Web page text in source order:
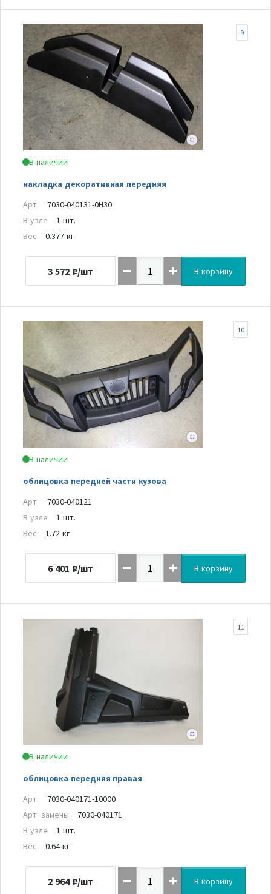
В наличии
накладка декоративная передняя
9
Арт.
7030-040131-0H30
В узле
1 шт.
Вес
0.377 кг
3 572 ₽/шт В корзину
В наличии
облицовка передней части кузова
10
Арт.
7030-040121
В узле
1 шт.
Вес
1.72 кг
6 401 ₽/шт В корзину
В наличии
облицовка передняя правая
11
Арт.
7030-040171-10000
Арт. замены
7030-040171
В узле
1 шт.
Вес
0.64 кг
2 964 ₽/шт В корзину